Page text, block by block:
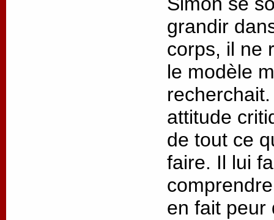
grandir
corps, il ne
le modèle
attitude
de tout ce
faire. Il lui
en fait peur